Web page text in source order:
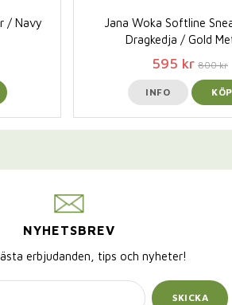
/ Navy
Jana Woka Softline
Dragkedja / Gold
595 kr 800 kr
INFO KÖP
NYHETSBREV
erbjudanden, tips och nyheter!
SKICKA